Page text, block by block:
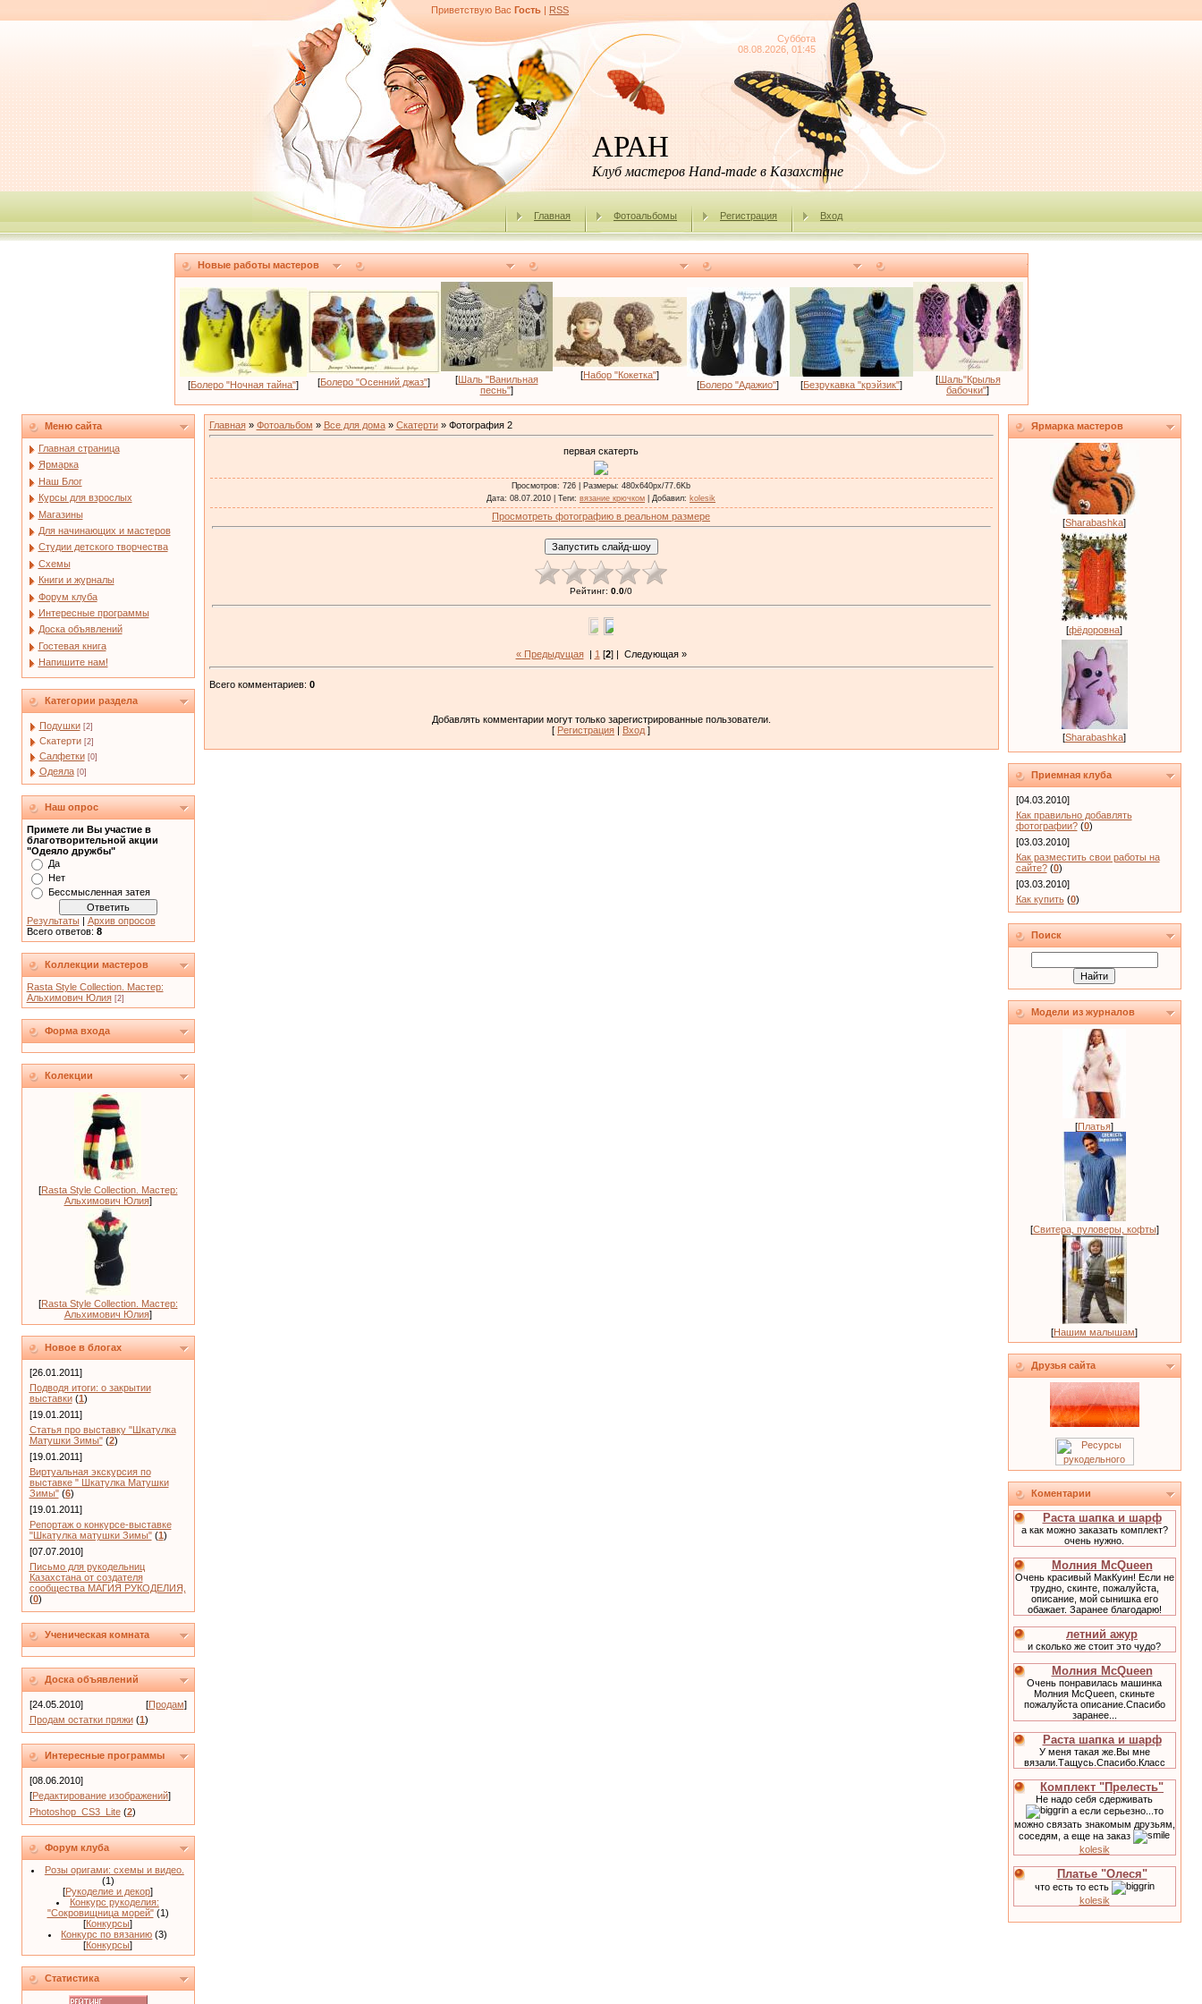
Приветствую Вас Гость | RSS
Суббота
08.08.2026, 01:45
АРАН
Клуб мастеров Hand-made в Казахстане
Главная Фотоальбомы Регистрация Вход
Новые работы мастеров
[Болеро "Ночная тайна"] [Болеро "Осенний джаз"] [Шаль "Ванильная
песнь"]
[Набор "Кокетка"]
[Болеро "Адажио"] [Безрукавка "крэйзик"] [Шаль"Крылья
бабочки"]
Меню сайта
Главная страница
Ярмарка
Наш Блог
Курсы для взрослых
Магазины
Для начинающих и мастеров
Студии детского творчества
Схемы
Книги и журналы
Форум клуба
Интересные программы
Доска объявлений
Гостевая книга
Напишите нам!
Категории раздела
Подушки [2]
Скатерти [2]
Салфетки [0]
Одеяла [0]
Наш опрос
Примете ли Вы участие в
благотворительной акции
"Одеяло дружбы"
Да
Нет
Бессмысленная затея
Результаты| Архив опросов
Всего ответов: 8
Коллекции мастеров
Rasta Style Collection. Мастер:
Альхимович Юлия [2]
Форма входа
Колекции
[Rasta Style Collection. Мастер:
Альхимович Юлия]
[Rasta Style Collection. Мастер:
Альхимович Юлия]
Новое в блогах
[26.01.2011]
Подводя итоги: о закрытии
выставки (1)
[19.01.2011]
Статья про выставку "Шкатулка
Матушки Зимы" (2)
[19.01.2011]
Виртуальная экскурсия по
выставке " Шкатулка Матушки
Зимы" (6)
[19.01.2011]
Репортаж о конкурсе-выставке
"Шкатулка матушки Зимы" (1)
[07.07.2010]
Письмо для рукодельниц
Казахстана от создателя
сообщества МАГИЯ РУКОДЕЛИЯ,
(0)
Ученическая комната
Доска объявлений
[24.05.2010] [Продам]
Продам остатки пряжи (1)
Интересные программы
[08.06.2010]
[Редактирование изображений]
Photoshop_CS3_Lite (2)
Форум клуба
Розы оригами: схемы и видео.
(1)
[Рукоделие и декор]
Конкурс рукоделия:
"Сокровищница морей" (1)
[Конкурсы]
Конкурс по вязанию (3)
[Конкурсы]
Статистика
Главная» Фотоальбом » Все для дома» Скатерти» Фотография 2
первая скатерть
Просмотров: 726 | Размеры: 480x640px/77.6Kb
Дата: 08.07.2010 | Теги: вязание крючком Добавил: kolesik
Просмотреть фотографию в реальном размере
Рейтинг: 0.0/0
« Предыдущая| 1 [2] | Следующая »
Всего комментариев: 0
Добавлять комментарии могут только зарегистрированные пользователи.
[ Регистрация Вход ]
Ярмарка мастеров
[Sharabashka]
[фёдоровна]
[Sharabashka]
Приемная клуба
[04.03.2010]
Как правильно добавлять
фотографии? (0)
[03.03.2010]
Как разместить свои работы на
сайте? (0)
[03.03.2010]
Как купить (0)
Поиск
Модели из журналов
[Платья]
[Свитера, пуловеры, кофты]
[Нашим малышам]
Друзья сайта
Коментарии
Раста шапка и шарф
а как можно заказать комплект?
очень нужно.
Молния McQueen
Очень красивый МакКуин! Если не
трудно, скинте, пожалуйста,
описание, мой сынишка его
обажает. Заранее благодарю!
летний ажур
и сколько же стоит это чудо?
Молния McQueen
Очень понравилась машинка
Молния McQueen, скиньте
пожалуйста описание.Спасибо
заранее...
Раста шапка и шарф
У меня такая же.Вы мне
вязали.Тащусь.Спасибо.Класс
Комплект "Прелесть"
Не надо себя сдерживать
а если серьезно...то
можно связать знакомым друзьям,
соседям, а еще на заказ
kolesik
Платье "Олеся"
что есть то есть
kolesik